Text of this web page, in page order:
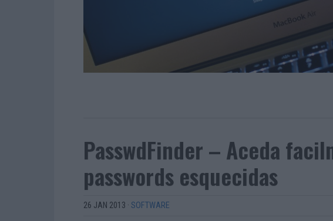
PasswdFinder – Aceda
passwords esquecidas
26 JAN 2013 · SOFTWARE